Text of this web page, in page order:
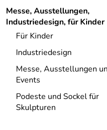
Messe, Ausstellungen,
Industriedesign, für Kinder
Für Kinder
Industriedesign
Messe, Ausstellungen
Events
Podeste und Sockel für
Skulpturen